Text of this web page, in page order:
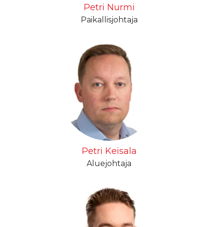
Petri Nurmi
Paikallisjohtaja
Petri Keisala
Aluejohtaja